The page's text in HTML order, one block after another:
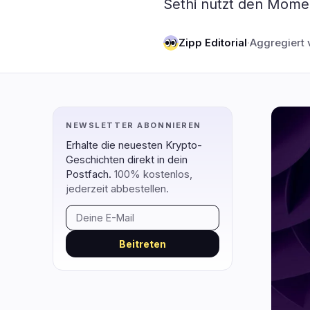
2
0
RWA
Protokolle
KI
↑ ↓ navigieren ↵ öffnen
Sethi nutzt den
Zipp Editorial·Aggregiert
NEWSLETTER ABONNIEREN
Erhalte die neuesten Krypto-
Geschichten direkt in dein
Postfach. 100% kostenlos,
jederzeit abbestellen.
Beitreten